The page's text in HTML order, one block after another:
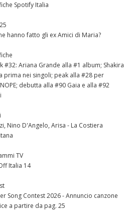
Spotify Italia
hanno fatto gli ex Amici di Maria?
#32: Ariana Grande alla #1 album; Shakira
prima nei singoli; peak alla #28 per
debutta alla #90 Gaia e alla #92
Nino D'Angelo, Arisa - La Costiera
TV
Italia 14
Song Contest 2026 - Annuncio canzone
a partire da pag. 25